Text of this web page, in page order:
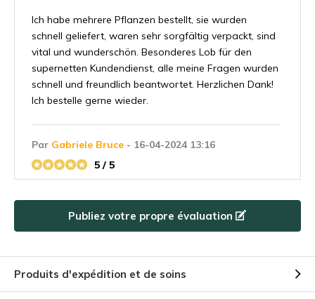
Ich habe mehrere Pflanzen bestellt, sie wurden
schnell geliefert, waren sehr sorgfältig verpackt, sind
vital und wunderschön. Besonderes Lob für den
supernetten Kundendienst, alle meine Fragen wurden
schnell und freundlich beantwortet. Herzlichen Dank!
Ich bestelle gerne wieder.
Par Gabriele Bruce - 16-04-2024 13:16
5 / 5
abgeholt, die pflanze sieht wohl kleiner aus als ich
gadacht hatte aber sie hatt die reise gut
weiterentwicklung!
Publiez votre propre évaluation
Produits d'expédition et de soins